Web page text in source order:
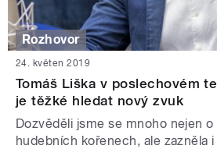
Rozhovor
24. květen 2019
Tomáš Liška v poslechovém
je těžké hledat nový zvuk
Dozvěděli jsme se mnoho nejen
hudebních kořenech, ale zazněla i